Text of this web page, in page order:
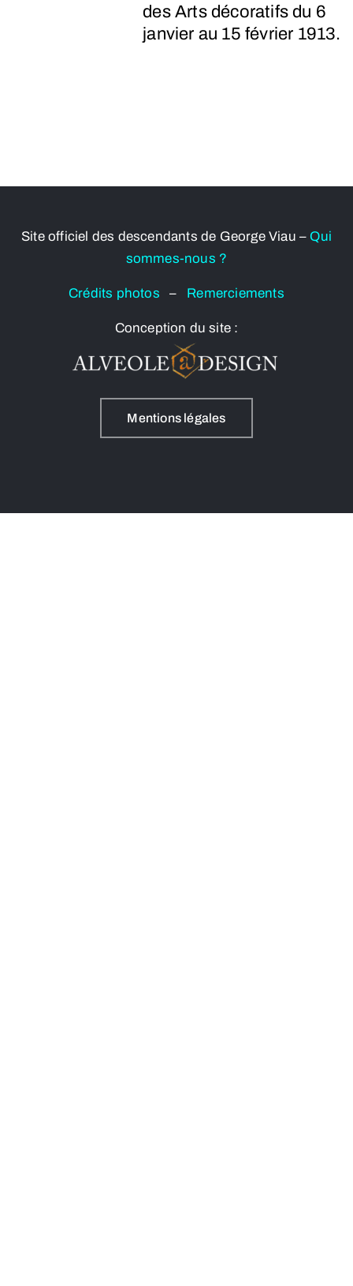
des Arts décoratifs du 6
janvier au 15 février 1913.
Site officiel des descendants de George Viau – Qui
sommes-nous ?
Crédits photos– Remerciements
Conception du site :
Mentions légales